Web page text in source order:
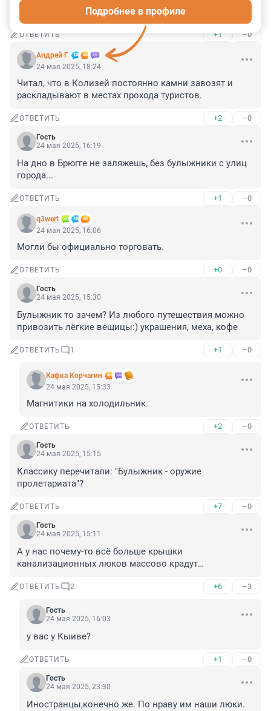
200 евро ущерб, а прибыль миллионы?
ОТВЕТИТЬ +1 –0
Андрей Г
Подробнее в профиле
24 мая 2025, 18:24
Читал, что в Колизей постоянно камни завозят и
раскладывают в местах прохода туристов.
ОТВЕТИТЬ +2 –0
Гость
24 мая 2025, 16:19
На дно в Брюгге не заляжешь, без булыжники с улиц
города...
ОТВЕТИТЬ +1 –0
q3wert
24 мая 2025, 16:06
Могли бы официально торговать.
ОТВЕТИТЬ +0 –0
Гость
24 мая 2025, 15:30
Булыжник то зачем? Из любого путешествия можно
привозить лёгкие вещицы:) украшения, меха, кофе
ОТВЕТИТЬ 1 +1 –0
Кафка Корчагин
24 мая 2025, 15:33
Магнитики на холодильник.
ОТВЕТИТЬ +2 –0
Гость
24 мая 2025, 15:15
Классику перечитали: "Булыжник - оружие
пролетариата"?
ОТВЕТИТЬ +7 –0
Гость
24 мая 2025, 15:11
А у нас почему-то всё больше крышки
канализационных люков массово крадут…
ОТВЕТИТЬ 2 +6 –3
Гость
24 мая 2025, 16:03
у вас у Кыиве?
ОТВЕТИТЬ +1 –0
Гость
24 мая 2025, 23:30
Иностранцы,конечно же. По нраву им наши люки.